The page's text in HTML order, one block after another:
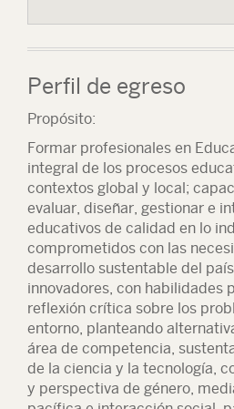
Perfil de egreso
Propósito:
Formar profesionales en
integral de los procesos
contextos global y local;
evaluar, diseñar, gestionar e
educativos de calidad en lo
comprometidos con las
desarrollo sustentable del
innovadores, con habilidades
reflexión crítica sobre los
entorno, planteando
área de competencia,
de la ciencia y la tecnología,
y perspectiva de género,